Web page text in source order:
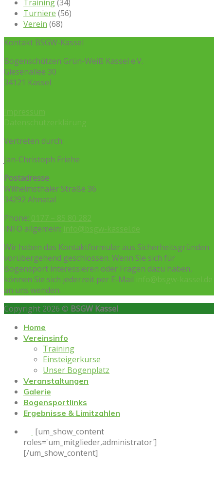
Training(34)
Turniere (56)
Verein (68)
Kontakt BSGW-Kassel
Bogenschützen Grün-Weiß Kassel e.V.
Giesenallee 30
34121 Kassel
Impressum
Datenschutzerklärung
Vertreten durch:
Jan-Christoph Friehe
Postadresse
Wilhelmsthaler Straße 36
34292 Ahnatal
Phone: 0177 – 85 80 282
INFO allgemein: info@bsgw-kassel.de
Wir haben das Kontaktformular aus Sicherheitsgründen
vorübergehend geschlossen. Wenn Sie sich für
Bogensport interessieren oder Fragen dazu haben,
können Sie sich jederzeit per E-Mail info@bsgw-kassel.de
an uns wenden.
Copyright 2026 © BSGW Kassel
Home
Vereinsinfo
Training
Einsteigerkurse
Unser Bogenplatz
Veranstaltungen
Galerie
Bogensportlinks
Ergebnisse & Limitzahlen
[um_show_content
roles='um_mitglieder,administrator']
[/um_show_content]